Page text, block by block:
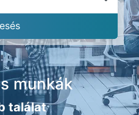
munkák
találat